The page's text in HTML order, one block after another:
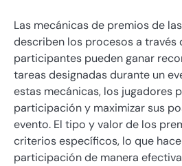
Las mecánicas de premios de
describen los procesos a través
participantes pueden ganar
tareas designadas durante un
estas mecánicas, los jugadores
participación y maximizar sus
evento. El tipo y valor de los
criterios específicos, lo que
participación de manera